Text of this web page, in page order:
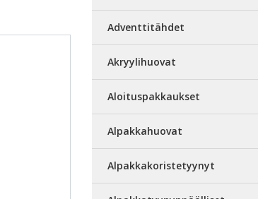
Adventtitähdet
Akryylihuovat
Aloituspakkaukset
Alpakkahuovat
Alpakkakoristetyynyt